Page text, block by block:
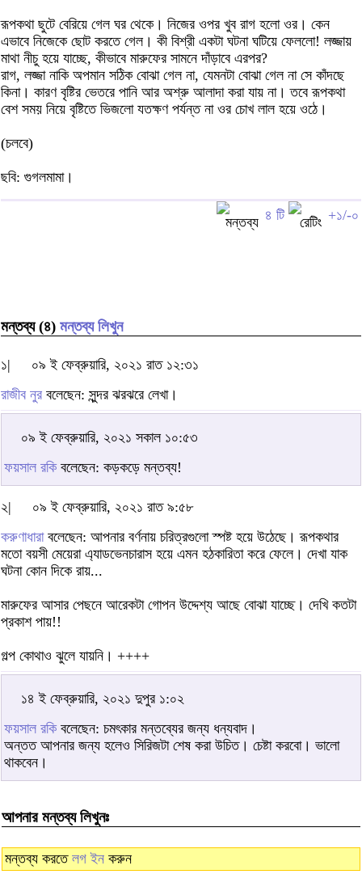
রূপকথা ছুটে বেরিয়ে গেল ঘর থেকে। নিজের ওপর খুব রাগ হলো ওর। কেন
এভাবে নিজেকে ছোট করতে গেল। কী বিশ্রী একটা ঘটনা ঘটিয়ে ফেললো! লজ্জায়
মাথা নীচু হয়ে যাচ্ছে, কীভাবে মারুফের সামনে দাঁড়াবে এরপর?
রাগ, লজ্জা নাকি অপমান সঠিক বোঝা গেল না, যেমনটা বোঝা গেল না সে কাঁদছে
কিনা। কারণ বৃষ্টির ভেতরে পানি আর অশ্রু আলাদা করা যায় না। তবে রূপকথা
বেশ সময় নিয়ে বৃষ্টিতে ভিজলো যতক্ষণ পর্যন্ত না ওর চোখ লাল হয়ে ওঠে।
(চলবে)
ছবি: গুগলমামা।
৪ টি +১/-০
মন্তব্য (৪) মন্তব্য লিখুন
১|
০৯ ই ফেব্রুয়ারি, ২০২১ রাত ১২:৩১
রাজীব নুর বলেছেন: সুন্দর ঝরঝরে লেখা।
০৯ ই ফেব্রুয়ারি, ২০২১ সকাল ১০:৫৩
ফয়সাল রকিবলেছেন: কড়কড়ে মন্তব্য!
২|
০৯ ই ফেব্রুয়ারি, ২০২১ রাত ৯:৫৮
করুণাধারাবলেছেন: আপনার বর্ণনায় চরিত্রগুলো স্পষ্ট হয়ে উঠেছে। রূপকথার
মতো বয়সী মেয়েরা এ্যাডভেনচারাস হয়ে এমন হঠকারিতা করে ফেলে। দেখা যাক
ঘটনা কোন দিকে রায়...
মারুফের আসার পেছনে আরেকটা গোপন উদ্দেশ্য আছে বোঝা যাচ্ছে। দেখি কতটা
প্রকাশ পায়!!
গল্প কোথাও ঝুলে যায়নি। ++++
১৪ ই ফেব্রুয়ারি, ২০২১ দুপুর ১:০২
ফয়সাল রকিবলেছেন: চমৎকার মন্তব্যের জন্য ধন্যবাদ।
অন্তত আপনার জন্য হলেও সিরিজটা শেষ করা উচিত। চেষ্টা করবো। ভালো
থাকবেন।
আপনার মন্তব্য লিখুনঃ
মন্তব্য করতে লগ ইন করুন